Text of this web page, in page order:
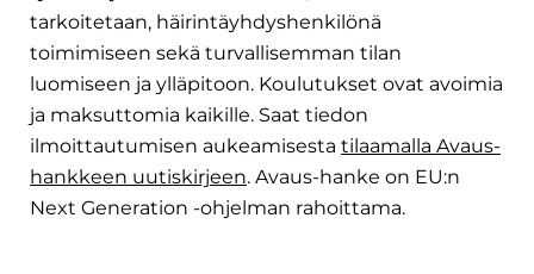
tarkoitetaan, häirintäyhdyshenkilönä
toimimiseen sekä turvallisemman tilan
luomiseen ja ylläpitoon. Koulutukset ovat avoimia
ja maksuttomia kaikille. Saat tiedon
ilmoittautumisen aukeamisesta tilaamalla Avaus-
hankkeen uutiskirjeen. Avaus-hanke on EU:n
Next Generation -ohjelman rahoittama.